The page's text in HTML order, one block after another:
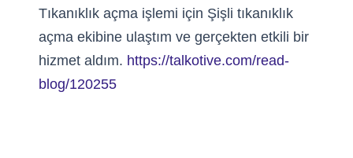
Tıkanıklık açma işlemi için Şişli tıkanıklık
açma ekibine ulaştım ve gerçekten etkili bir
hizmet aldım. https://talkotive.com/read-
blog/120255